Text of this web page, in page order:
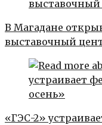
В Магадане
выставочный
«ГЭС-2»